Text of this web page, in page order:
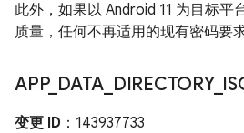
此外，如果以 Android 11 为目标平
质量，任何不再适用的现有密码要
APP_ DATA DIRECTORY_
变更 ID ：143937733